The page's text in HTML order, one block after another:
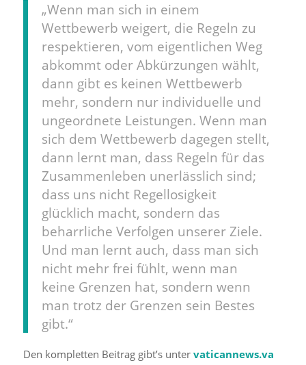
„Wenn man sich in einem
Wettbewerb weigert, die Regeln zu
respektieren, vom eigentlichen Weg
abkommt oder Abkürzungen wählt,
dann gibt es keinen Wettbewerb
mehr, sondern nur individuelle und
ungeordnete Leistungen. Wenn man
sich dem Wettbewerb dagegen stellt,
dann lernt man, dass Regeln für das
Zusammenleben unerlässlich sind;
dass uns nicht Regellosigkeit
glücklich macht, sondern das
beharrliche Verfolgen unserer Ziele.
Und man lernt auch, dass man sich
nicht mehr frei fühlt, wenn man
keine Grenzen hat, sondern wenn
man trotz der Grenzen sein Bestes
gibt.“
Den kompletten Beitrag gibt’s unter vaticannews.va